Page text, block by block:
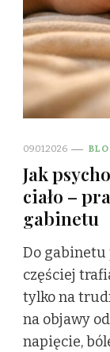
09.01.2026
Jak
ciało –
gabinetu
Do gabinetu
częściej
tylko na
na objawy
napięcie,